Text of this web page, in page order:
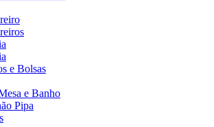
e Bolsas
e Banho
Pipa